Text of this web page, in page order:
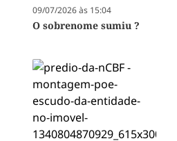
09/07/2026 às 15:04
O sobrenome sumiu ?